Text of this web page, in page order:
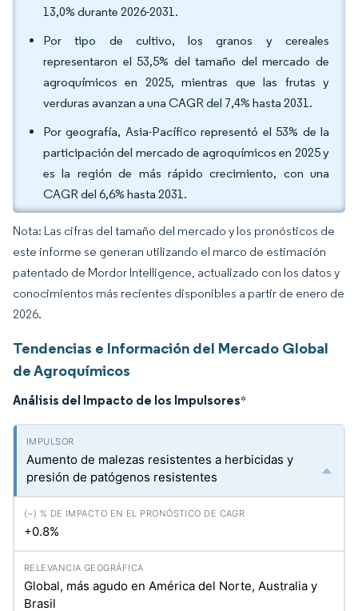
13,0% durante 2026-2031.
Por tipo de cultivo, los granos y cereales
representaron el 53,5% del tamaño del mercado de
agroquímicos en 2025, mientras que las frutas y
verduras avanzan a una CAGR del 7,4% hasta 2031.
Por geografía, Asia-Pacífico representó el 53% de la
participación del mercado de agroquímicos en 2025 y
es la región de más rápido crecimiento, con una
CAGR del 6,6% hasta 2031.
Nota: Las cifras del tamaño del mercado y los pronósticos de
este informe se generan utilizando el marco de estimación
patentado de Mordor Intelligence, actualizado con los datos y
conocimientos más recientes disponibles a partir de enero de
2026.
Tendencias e Información del Mercado Global
de Agroquímicos
Análisis del Impacto de los Impulsores*
Aumento de malezas resistentes a herbicidas y
presión de patógenos resistentes
+0.8%
Global, más agudo en América del Norte, Australia y
Brasil